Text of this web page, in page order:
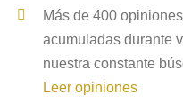
Más de 400
acumuladas durante
nuestra constante
Leer opiniones